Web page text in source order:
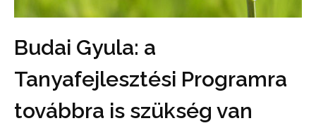
Budai Gyula: a
Tanyafejlesztési Programra
továbbra is szükség van